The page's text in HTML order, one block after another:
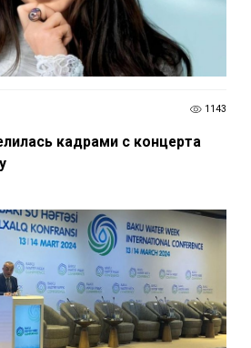
1143
кадрами с концерта